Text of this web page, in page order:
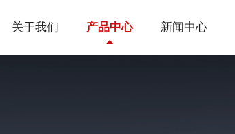
关于我们 产品中心 新闻中心